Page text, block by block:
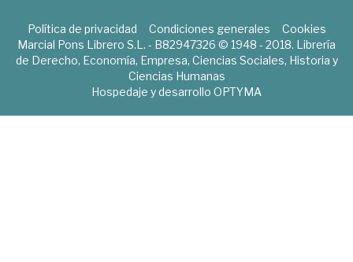
Política de privacidad Condiciones generales
Cookies
Marcial Pons Librero S.L. - B82947326 © 1948 - 2018. Librería
de Derecho, Economía, Empresa, Ciencias Sociales, Historia y
Ciencias Humanas
Hospedaje y desarrollo OPTYMA